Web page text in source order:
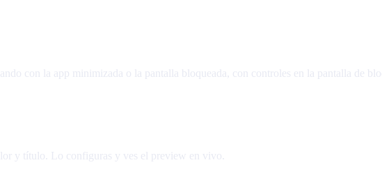
con la app minimizada o la pantalla bloqueada, con controles en la pantalla de
y título. Lo configuras y ves el preview en vivo.